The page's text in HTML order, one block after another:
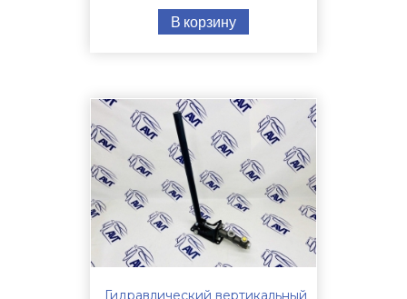
В корзину